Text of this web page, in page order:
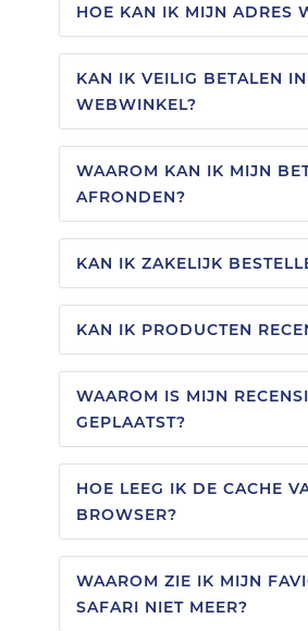
HOE KAN IK MIJN ADRES
KAN IK VEILIG BETALEN
WEBWINKEL?
WAAROM KAN IK MIJN
AFRONDEN?
KAN IK ZAKELIJK
KAN IK PRODUCTEN
WAAROM IS MIJN
GEPLAATST?
HOE LEEG IK DE CACHE
BROWSER?
WAAROM ZIE IK MIJN
SAFARI NIET MEER?